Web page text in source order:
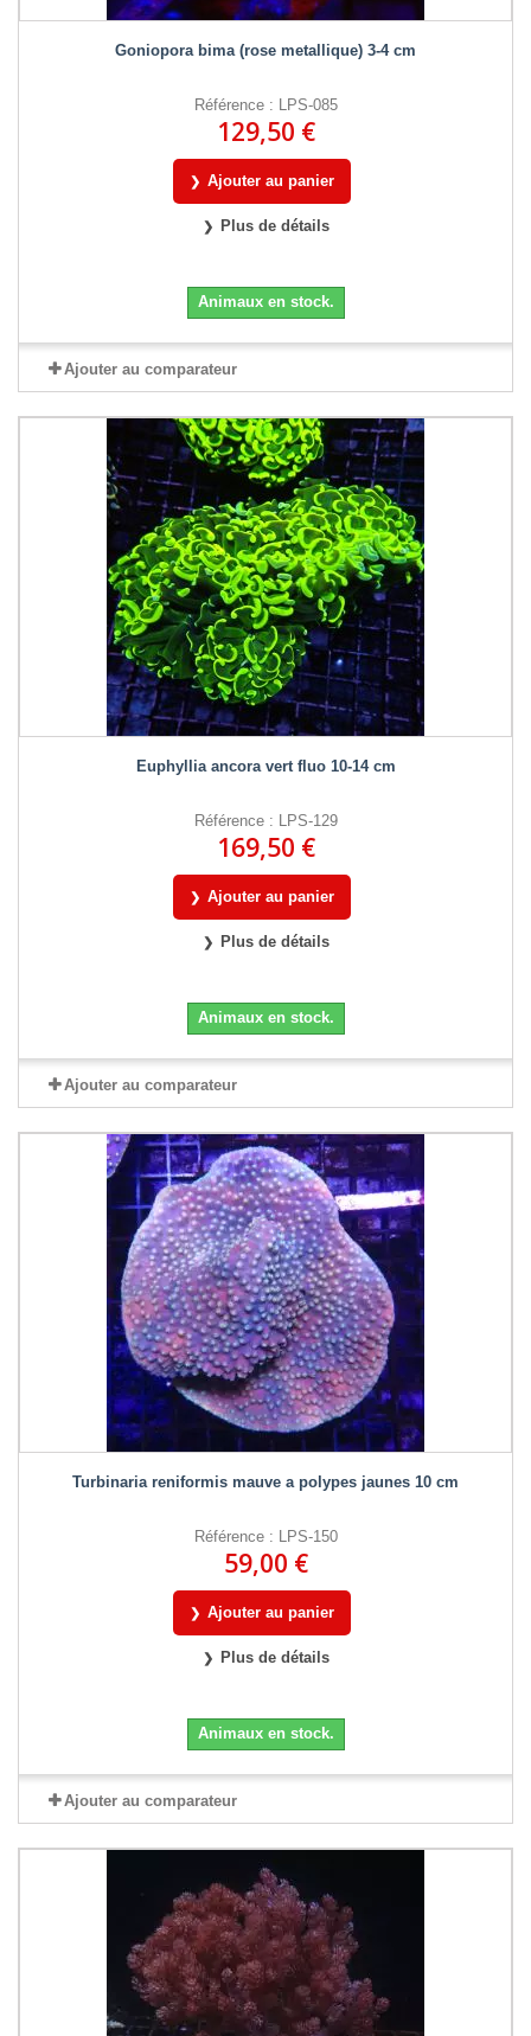
Goniopora bima (rose metallique) 3-4 cm
Référence : LPS-085
129,50 €
Ajouter au panier
Plus de détails
Animaux en stock.
Ajouter au comparateur
Euphyllia ancora vert fluo 10-14 cm
Référence : LPS-129
169,50 €
Ajouter au panier
Plus de détails
Animaux en stock.
Ajouter au comparateur
Turbinaria reniformis mauve a polypes jaunes 10 cm
Référence : LPS-150
59,00 €
Ajouter au panier
Plus de détails
Animaux en stock.
Ajouter au comparateur